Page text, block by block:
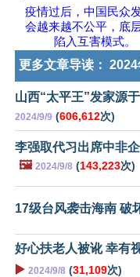
疫情过后，中国民众
会越来越不公平，底
陷入互害模式。
更多文章导读： 2024
山西“太平王”发家源
2024/9/9 (606,612次)
李强取代习出席中非
🖼️ 2024/9/8 (143,223次)
17级台风袭击海南 破
好心扶老人被讹 幸有
▶️ 2024/9/8 (31,109次)